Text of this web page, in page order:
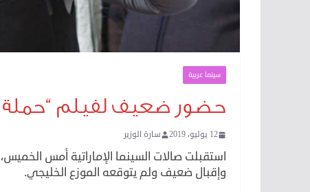
سينما عربية
حضور ضعيف لفيلم “حملة
12 يوليو، 2019 سارة الوزير
استقبلت صالات السينما الإماراتية أمس
وإقبال ضعيف ولم يتوقعه الموزع الخليجي.